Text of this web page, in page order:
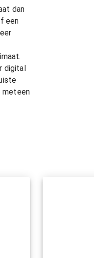
dan
een
digital
meteen